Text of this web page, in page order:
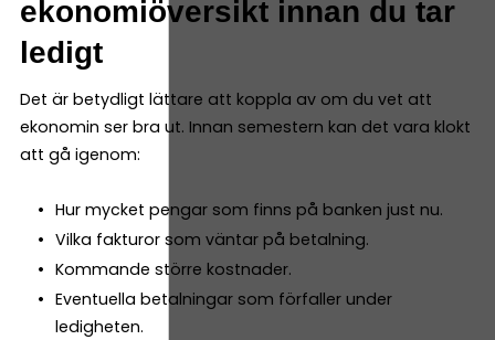
ekonomiöversikt innan du tar
ledigt
Det är betydligt lättare att koppla av om du vet att
ekonomin ser bra ut. Innan semestern kan det vara klokt
att gå igenom:
Hur mycket pengar som finns på banken just nu.
Vilka fakturor som väntar på betalning.
Kommande större kostnader.
Eventuella betalningar som förfaller under
ledigheten.